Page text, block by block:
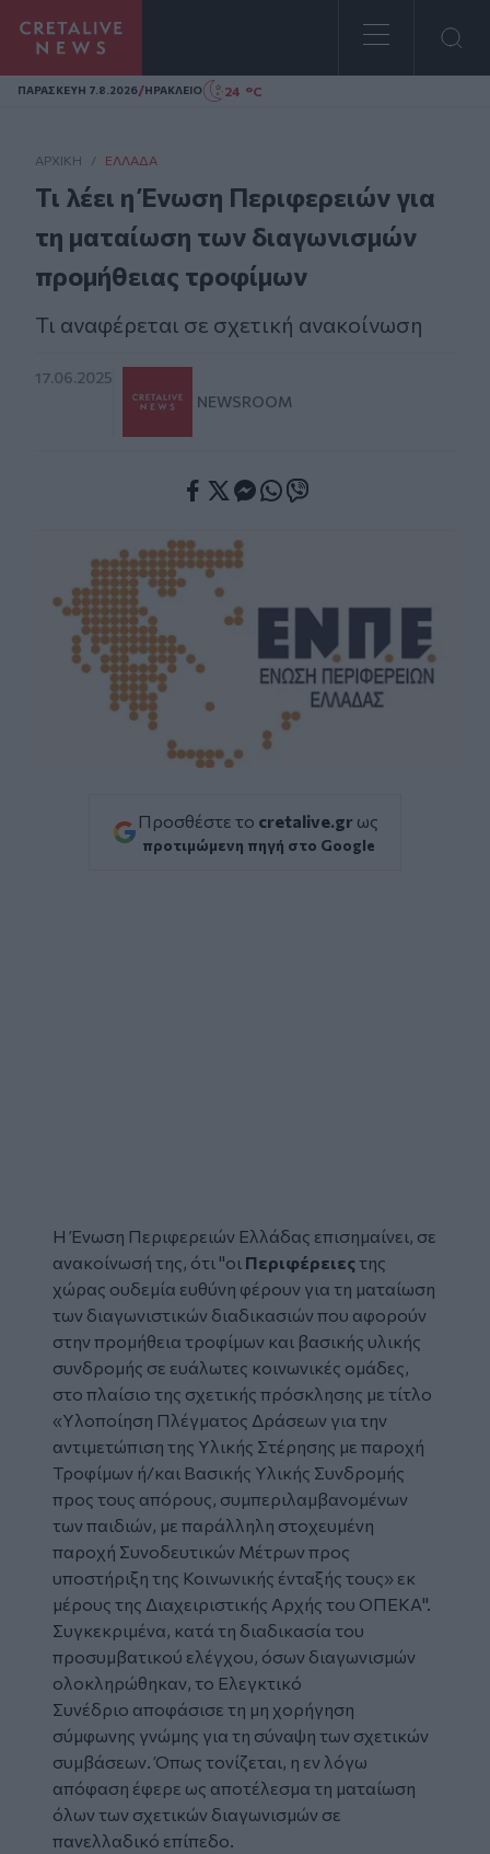
Homepage
ΠΑΡΑΣΚΕΥΗ 7.8.2026/ΗΡΑΚΛΕΙΟ 24 °C
ΑΡΧΙΚΗ / ΕΛΛΆΔΑ
Τι λέει η Ένωση Περιφερειών για
τη ματαίωση των διαγωνισμών
προμήθειας τροφίμων
Τι αναφέρεται σε σχετική ανακοίνωση
17.06.2025
NEWSROOM
Προσθέστε το cretalive.gr ως
προτιμώμενη πηγή στο Google
Η Ένωση Περιφερειών Ελλάδας επισημαίνει, σε
ανακοίνωσή της, ότι "οι Περιφέρειεςτης
χώρας ουδεμία ευθύνη φέρουν για τη ματαίωση
των διαγωνιστικών διαδικασιών που αφορούν
στην προμήθεια τροφίμων και βασικής υλικής
συνδρομής σε ευάλωτες κοινωνικές ομάδες,
στο πλαίσιο της σχετικής πρόσκλησης με τίτλο
«Υλοποίηση Πλέγματος Δράσεων για την
αντιμετώπιση της Υλικής Στέρησης με παροχή
Τροφίμων ή/και Βασικής Υλικής Συνδρομής
προς τους απόρους, συμπεριλαμβανομένων
των παιδιών, με παράλληλη στοχευμένη
παροχή Συνοδευτικών Μέτρων προς
υποστήριξη της Κοινωνικής ένταξής τους» εκ
μέρους της Διαχειριστικής Αρχής του ΟΠΕΚΑ".
Συγκεκριμένα, κατά τη διαδικασία του
προσυμβατικού ελέγχου, όσων διαγωνισμών
ολοκληρώθηκαν, το Ελεγκτικό
Συνέδριο αποφάσισε τη μη χορήγηση
σύμφωνης γνώμης για τη σύναψη των σχετικών
συμβάσεων. Όπως τονίζεται, η εν λόγω
απόφαση έφερε ως αποτέλεσμα τη ματαίωση
όλων των σχετικών διαγωνισμών σε
πανελλαδικό επίπεδο.